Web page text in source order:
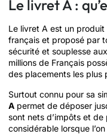
Le livret A :
Le livret A est un produit
français et proposé par
sécurité et souplesse
millions de Français
des placements les plus
Surtout connu pour sa
A permet de déposer
sont nets d’impôts et
considérable lorsque